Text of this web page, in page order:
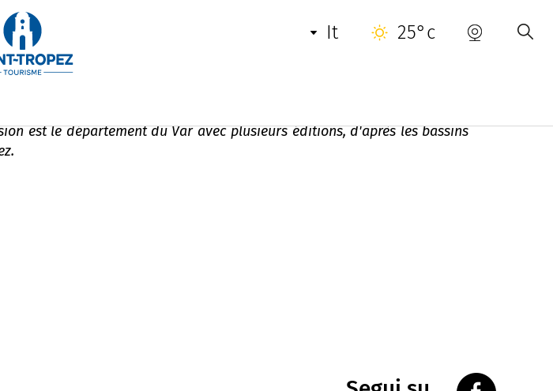
it 25°c
Tropez
est le département du Var avec plusieurs éditions, d'après les bassins